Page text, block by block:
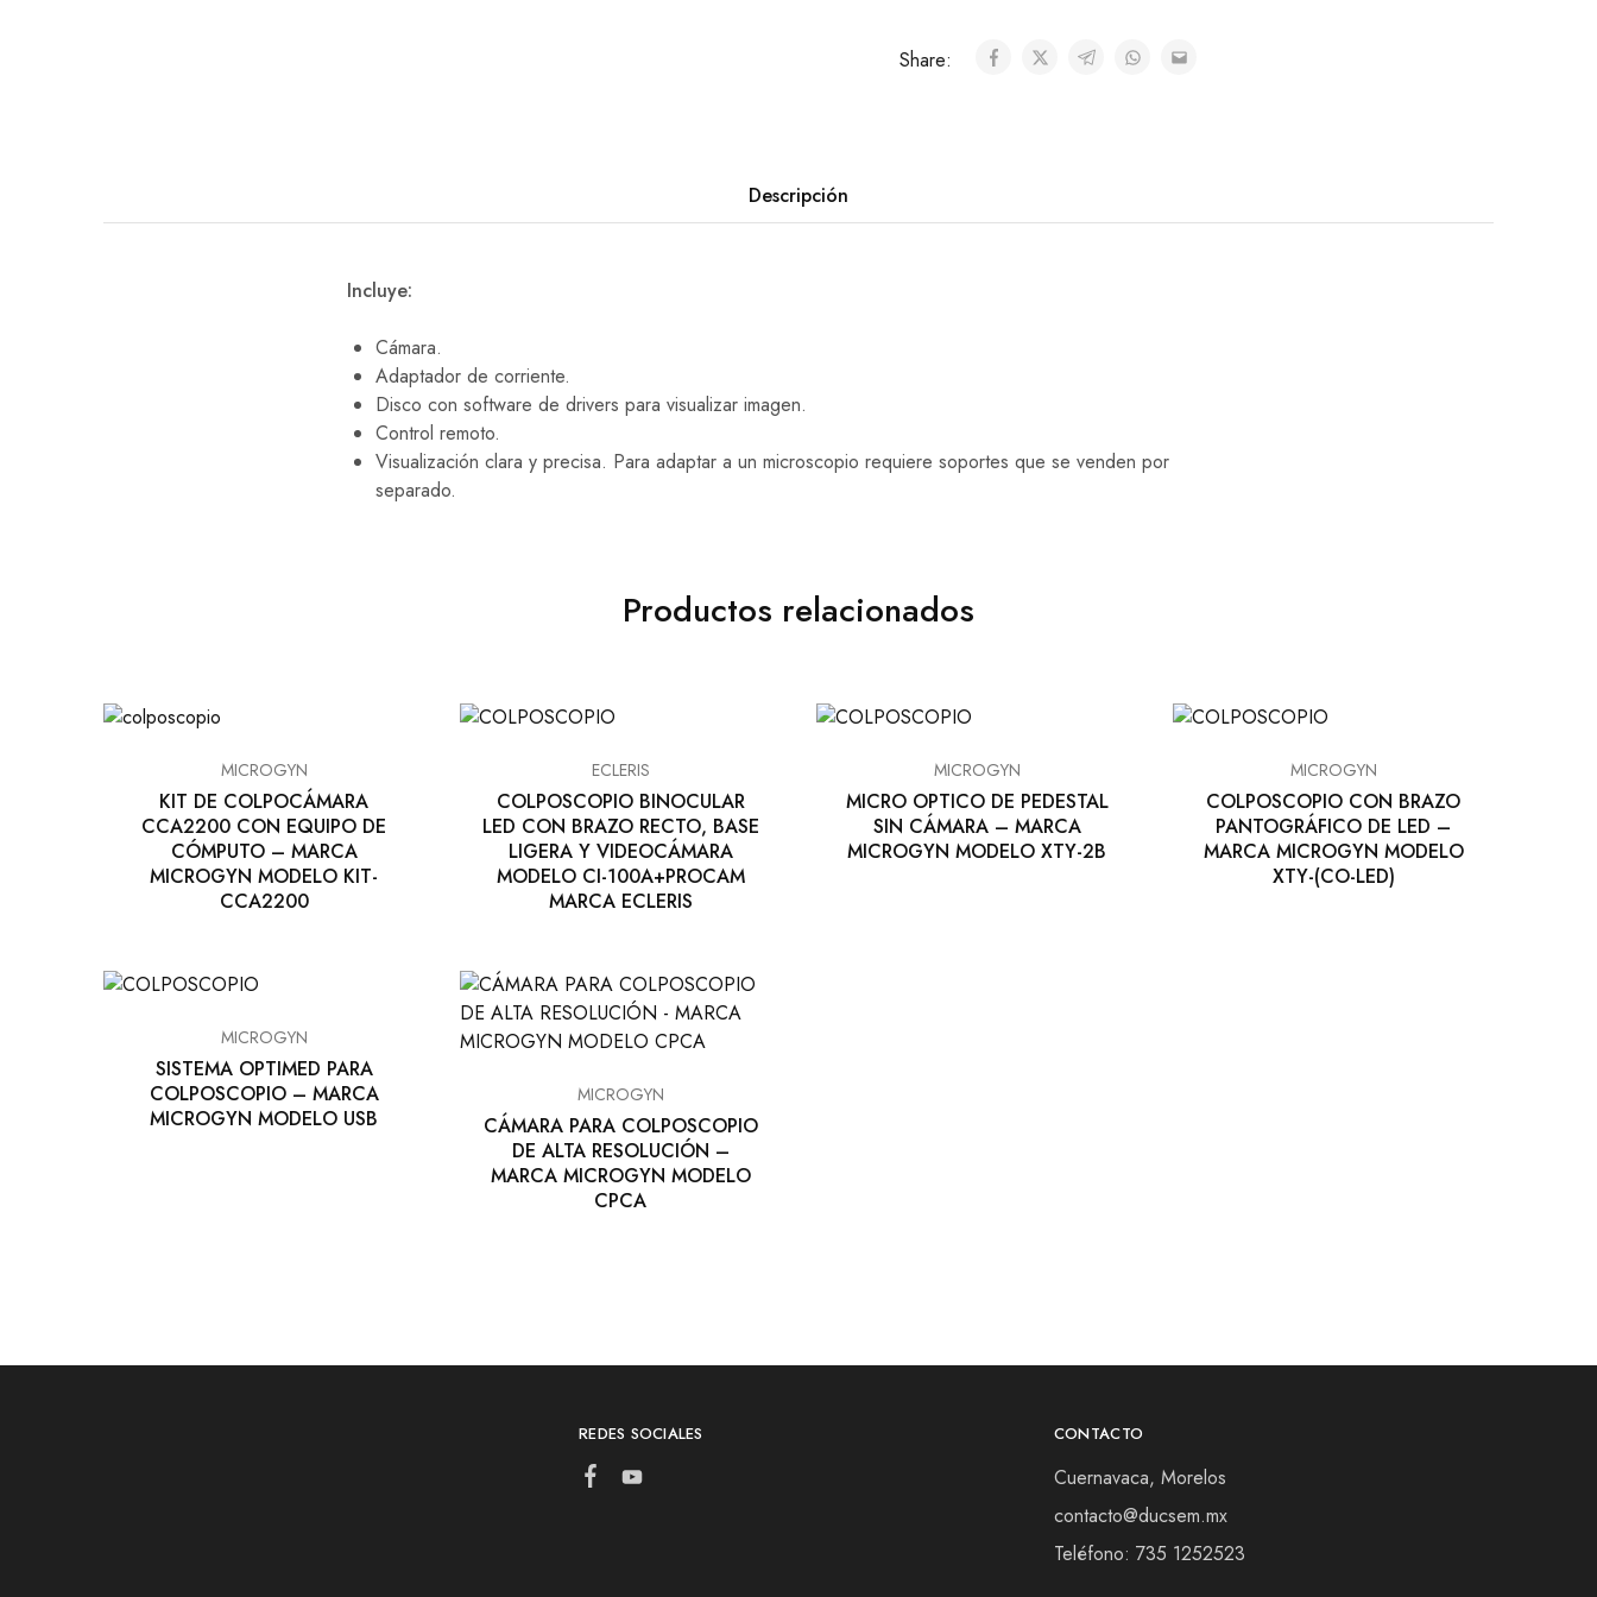
Share:
Descripción
Incluye:
Cámara.
Adaptador de corriente.
Disco con software de drivers para visualizar imagen.
Control remoto.
Visualización clara y precisa. Para adaptar a un microscopio requiere soportes que se venden por
separado.
Productos relacionados
MICROGYN
KIT DE COLPOCÁMARA
CCA2200 CON EQUIPO DE
CÓMPUTO – MARCA
MICROGYN MODELO KIT-
CCA2200
ECLERIS
COLPOSCOPIO BINOCULAR
LED CON BRAZO RECTO, BASE
LIGERA Y VIDEOCÁMARA
MODELO CI-100A+PROCAM
MARCA ECLERIS
MICROGYN
MICRO OPTICO DE PEDESTAL
SIN CÁMARA – MARCA
MICROGYN MODELO XTY-2B
MICROGYN
COLPOSCOPIO CON BRAZO
PANTOGRÁFICO DE LED –
MARCA MICROGYN MODELO
XTY-(CO-LED)
MICROGYN
SISTEMA OPTIMED PARA
COLPOSCOPIO – MARCA
MICROGYN MODELO USB
MICROGYN
CÁMARA PARA COLPOSCOPIO
DE ALTA RESOLUCIÓN –
MARCA MICROGYN MODELO
CPCA
REDES SOCIALES CONTACTO
Cuernavaca, Morelos
contacto@ducsem.mx
Teléfono: 735 1252523